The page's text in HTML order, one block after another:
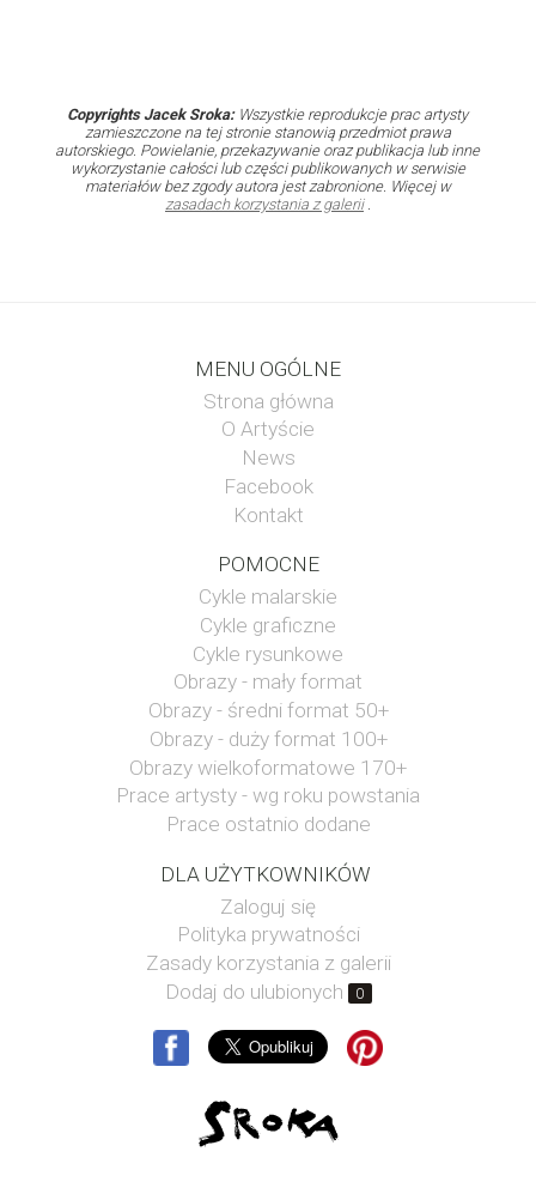
Copyrights Jacek Sroka:Wszystkie reprodukcje prac artysty
zamieszczone na tej stronie stanowią przedmiot prawa
autorskiego. Powielanie, przekazywanie oraz publikacja lub inne
wykorzystanie całości lub części publikowanych w serwisie
materiałów bez zgody autora jest zabronione. Więcej w
zasadach korzystania z galerii.
MENU OGÓLNE
Strona główna
O Artyście
News
Facebook
Kontakt
POMOCNE
Cykle malarskie
Cykle graficzne
Cykle rysunkowe
Obrazy - mały format
Obrazy - średni format 50+
Obrazy - duży format 100+
Obrazy wielkoformatowe 170+
Prace artysty - wg roku powstania
Prace ostatnio dodane
DLA UŻYTKOWNIKÓW
Zaloguj się
Polityka prywatności
Zasady korzystania z galerii
Dodaj do ulubionych
0